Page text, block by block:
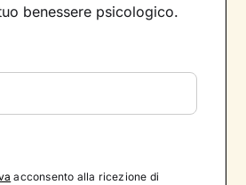
benessere psicologico.
acconsento alla ricezione di